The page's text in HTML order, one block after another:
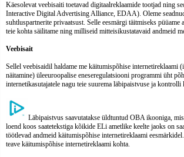
Käesolevat veebisaiti toetavad digitaalreklaamide tootjad ning
Interactive Digital Advertising Alliance, EDAA). Oleme
suhtluspartnerite privaatsust. Selle eesmärgi täitmiseks
teie kohta säilitame ning milliseid mitteisikustatavaid andmeid
Veebisait
Sellel veebisaidil haldame me käitumispõhise internetireklaami
näitamine) üleeuroopalise eneseregulatsiooni programmi üht
internetikasutajatele nagu teie suurema läbipaistvuse ja
Läbipaistvus saavutatakse üldtuntud OBA ikooniga,
loend koos saatetekstiga kõikide ELi ametlike keelte jaoks on
töötlevad andmeid käitumispõhise internetireklaami
teave käitumispõhise internetireklaami kohta.